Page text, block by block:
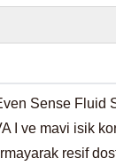
Sense
I ve mavi isik
resif